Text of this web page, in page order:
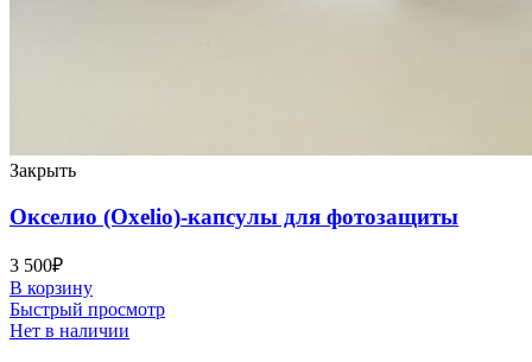
Закрыть
Окселио (Oxelio)-капсулы для фотозащиты
3 500₽
В корзину
Быстрый просмотр
Нет в наличии